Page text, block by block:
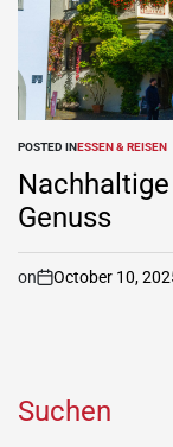
POSTED INESSEN & REISEN
Genuss
on October 10,
Suchen